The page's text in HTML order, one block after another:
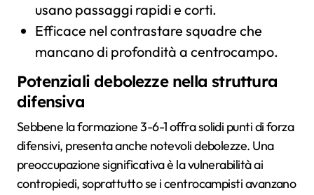
usano passaggi rapidi e corti.
Efficace nel contrastare squadre che
mancano di profondità a centrocampo.
Potenziali debolezze nella struttura
difensiva
Sebbene la formazione 3-6-1 offra solidi punti di forza
difensivi, presenta anche notevoli debolezze. Una
preoccupazione significativa è la vulnerabilità ai
contropiedi, soprattutto se i centrocampisti avanzano